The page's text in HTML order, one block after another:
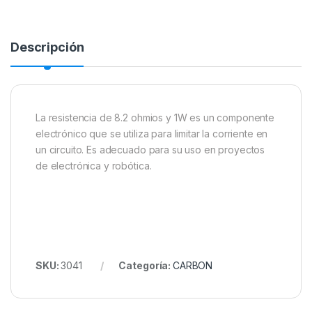
Descripción
La resistencia de 8.2 ohmios y 1W es un componente
electrónico que se utiliza para limitar la corriente en
un circuito. Es adecuado para su uso en proyectos
de electrónica y robótica.
SKU:3041 Categoría: CARBON